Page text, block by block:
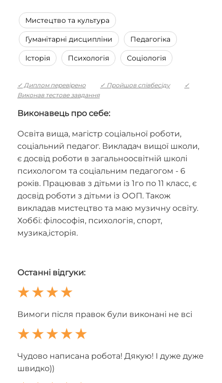
Мистецтво та культура
Гуманітарні дисципліни Педагогіка
Історія Психологія Соціологія
✓ Диплом перевірено ✓ Пройшов співбесіду
✓
Виконав тестове завдання
Виконавець про себе:
Освіта вища, магістр соціальної роботи,
соціальний педагог. Викладач вищої школи,
є досвід роботи в загальноосвітній школі
психологом та соціальним педагогом - 6
років. Працював з дітьми із 1го по 11 класс, є
досвід роботи з дітьми із ООП. Також
викладав мистецтво та маю музичну освіту.
Хоббі: філософія, психологія, спорт,
музика,історія.
Останні відгуки:
Вимоги після правок були виконані не всі
Чудово написана робота! Дякую! І дуже дуже
швидко))